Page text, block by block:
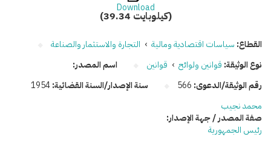
Download
(39.34 كيلوبايت)
القطاع: سياسات اقتصادية ومالية › التجارة والاستثمار والصناعة
نوع الوثيقة: قوانين ولوائح › قوانين
رقم الوثيقة/الدعوى: 566 سنة الإصدار/السنة القضائية:1954
اسم المصدر:
محمد نجيب
صفة المصدر / جهة الإصدار:
رئيس الجمهورية